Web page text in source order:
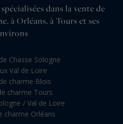
dans la vente de
à Orléans, à Tours et ses
Chasse Sologne
Val de Loire
charme Blois
charme Tours
/ Val de Loire
charme Orléans